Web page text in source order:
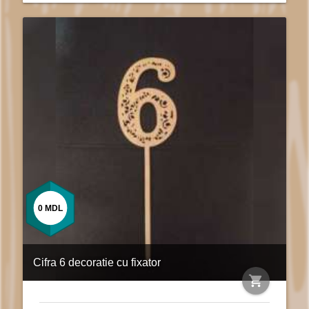
Cifra 6 decoratie cu fixator
shopping_cart
0 MDL